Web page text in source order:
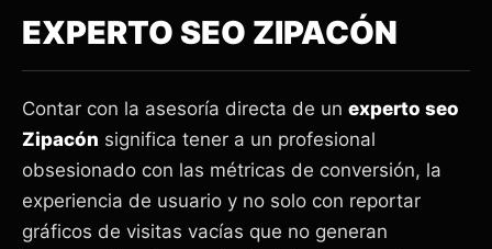
EXPERTO SEO ZIPACÓN
Contar con la asesoría directa de un experto seo
Zipacón significa tener a un profesional
obsesionado con las métricas de conversión, la
experiencia de usuario y no solo con reportar
gráficos de visitas vacías que no generan